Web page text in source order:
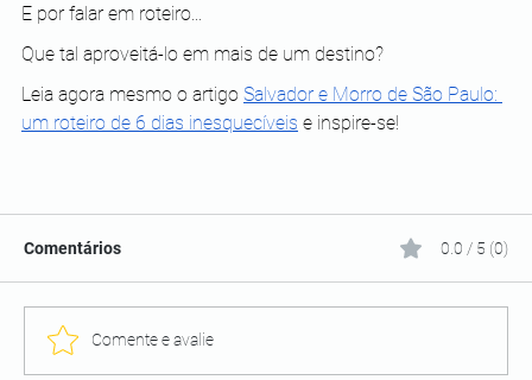
E por falar em roteiro...
Que tal aproveitá-lo em mais de um destino?
Leia agora mesmo o artigo Salvador e Morro de São Paulo:
um roteiro de 6 dias inesquecíveis e inspire-se!
Comentários 0.0 / 5 (0)
Comente e avalie